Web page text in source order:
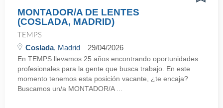
MONTADOR/A DE LENTES
(COSLADA, MADRID)
TEMPS
Coslada, Madrid 29/04/2026
En TEMPS llevamos 25 años encontrando oportunidades
profesionales para la gente que busca trabajo. En este
momento tenemos esta posición vacante, ¿te encaja?
Buscamos un/a MONTADOR/A ...